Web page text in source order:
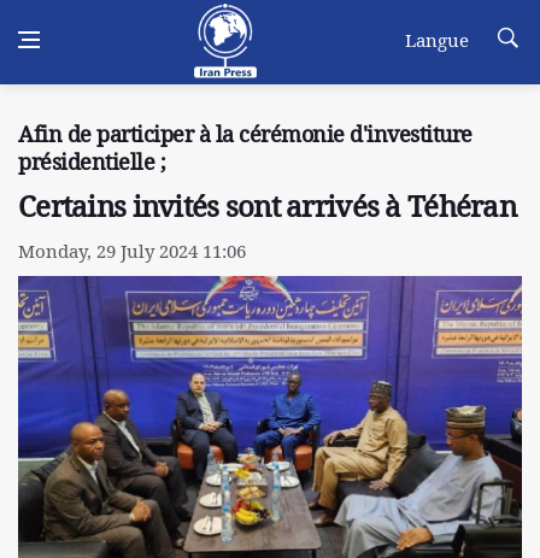
Langue
Afin de participer à la cérémonie d'investiture
présidentielle ;
Certains invités sont arrivés à Téhéran
Monday, 29 July 2024 11:06